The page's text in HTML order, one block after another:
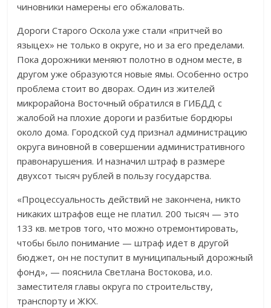
чиновники намерены его обжаловать.
Дороги Старого Оскола уже стали «притчей во
языцех» не только в округе, но и за его пределами.
Пока дорожники меняют полотно в одном месте, в
другом уже образуются новые ямы. Особенно остро
проблема стоит во дворах. Один из жителей
микрорайона Восточный обратился в ГИБДД с
жалобой на плохие дороги и разбитые бордюры
около дома. Городской суд признал администрацию
округа виновной в совершении административного
правонарушения. И назначил штраф в размере
двухсот тысяч рублей в пользу государства.
«Процессуальность действий не закончена, никто
никаких штрафов еще не платил. 200 тысяч — это
133 кв. метров того, что можно отремонтировать,
чтобы было понимание — штраф идет в другой
бюджет, он не поступит в муниципальный дорожный
фонд», — пояснила Светлана Востокова, и.о.
заместителя главы округа по строительству,
транспорту и ЖКХ.